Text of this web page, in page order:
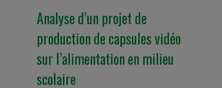
Analyse d’un projet de
production de capsules vidéo
sur l’alimentation en milieu
scolaire